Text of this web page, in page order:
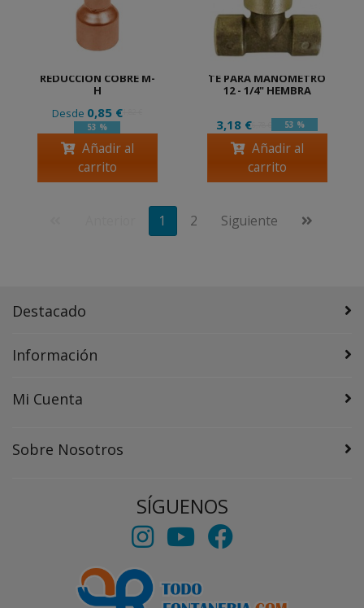
REDUCCION COBRE M-
H
Desde 0,85 €
53 %
Añadir al
carrito
TE PARA MANOMETRO
12 - 1/4" HEMBRA
3,18 € 53 %
Añadir al
carrito
1 2 Siguiente
Destacado
Información
Mi Cuenta
Sobre Nosotros
SÍGUENOS